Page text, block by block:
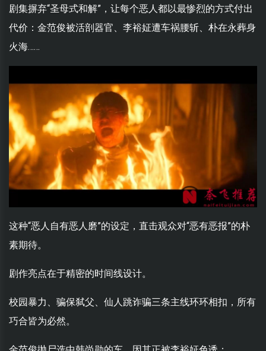
剧集摒弃“圣母式和解”，让每个恶人都以最惨烈的方式付出
代价：金范俊被活剖器官、李裕姃遭车祸腰斩、朴在永葬身
火海……
这种“恶人自有恶人磨”的设定，直击观众对“恶有恶报”的朴
素期待。
剧作亮点在于精密的时间线设计。
校园暴力、骗保弑父、仙人跳诈骗三条主线环环相扣，所有
巧合皆为必然。